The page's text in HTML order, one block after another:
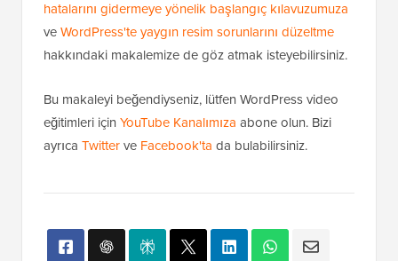
hatalarını gidermeye yönelik başlangıç kılavuzumuza
veWordPress'te yaygın resim sorunlarını düzeltme
hakkındaki makalemize de göz atmak isteyebilirsiniz.
Bu makaleyi beğendiyseniz, lütfen WordPress video
eğitimleri için YouTube Kanalımıza abone olun. Bizi
ayrıca Twitterve Facebook'ta da bulabilirsiniz.